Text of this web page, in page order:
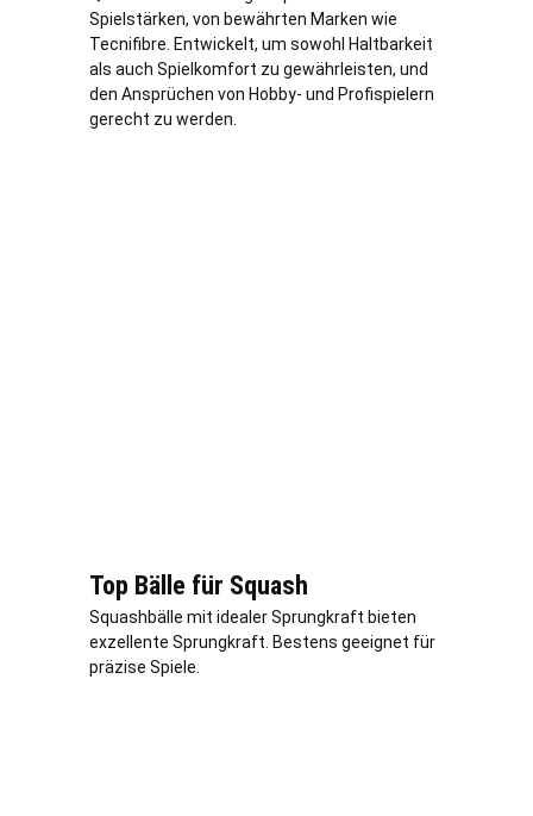
Spielstärken, von bewährten Marken wie
Tecnifibre. Entwickelt, um sowohl Haltbarkeit
als auch Spielkomfort zu gewährleisten, und
den Ansprüchen von Hobby- und Profispielern
gerecht zu werden.
Top Bälle für Squash
Squashbälle mit idealer Sprungkraft bieten
exzellente Sprungkraft. Bestens geeignet für
präzise Spiele.